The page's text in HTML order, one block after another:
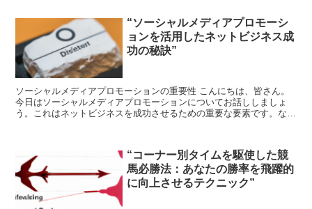
“ソーシャルメディアプロモーシ
ョンを活用したネットビジネス成
功の秘訣”
ソーシャルメディアプロモーションの重要性 こんにちは、皆さん。
今日はソーシャルメディアプロモーションについてお話ししましょ
う。これはネットビジネスを成功させるための重要な要素です。なぜ
“コーナー別タイムを駆使した競
馬必勝法：あなたの勝率を飛躍的
に向上させるテクニック”